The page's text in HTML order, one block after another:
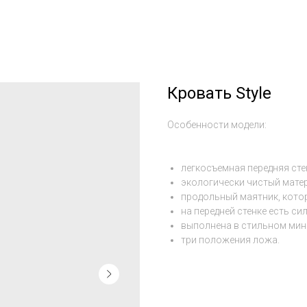
Кровать Style
Особенности модели:
легкосъемная передняя
экологически чистый
продольный маятник,
на передней стенке есть
выполнена в стильном
три положения ложа.